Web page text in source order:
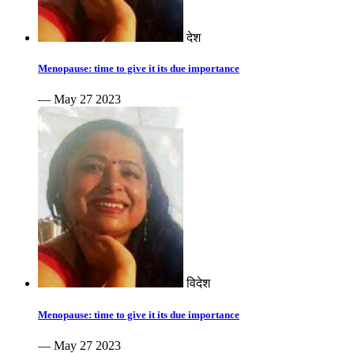
देश
Menopause: time to give it its due importance
— May 27 2023
विदेश
Menopause: time to give it its due importance
— May 27 2023